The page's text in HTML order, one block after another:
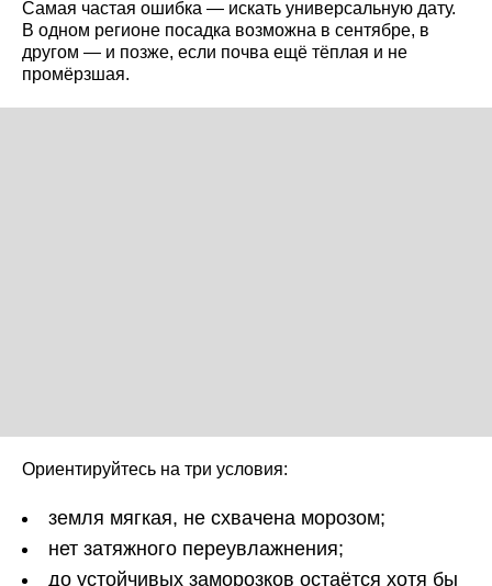
Самая частая ошибка — искать универсальную дату.
В одном регионе посадка возможна в сентябре, в
другом — и позже, если почва ещё тёплая и не
промёрзшая.
Ориентируйтесь на три условия:
земля мягкая, не схвачена морозом;
нет затяжного переувлажнения;
до устойчивых заморозков остаётся хотя бы